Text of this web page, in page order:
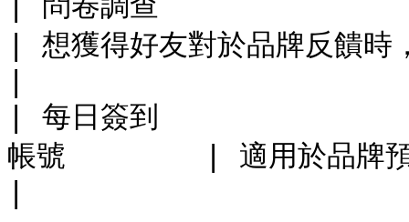
| 想獲得好友對於品牌反饋時
| 每日簽到                |
帳號        | 適用於品牌預